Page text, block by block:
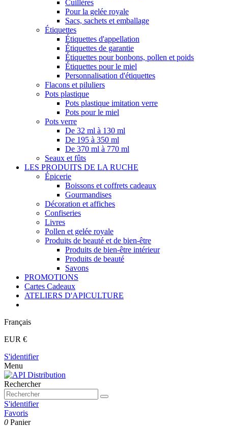
Cuillères
Pour la gelée royale
Sacs, sachets et emballage
Étiquettes
Étiquettes d'appellation
Étiquettes de garantie
Étiquettes pour bonbons, pollen et poids
Étiquettes pour le miel
Personnalisation d'étiquettes
Flacons et piluliers
Pots plastique
Pots plastique imitation verre
Pots pour le miel
Pots verre
De 32 ml à 130 ml
De 195 à 350 ml
De 370 ml à 770 ml
Seaux et fûts
LES PRODUITS DE LA RUCHE
Épicerie
Boissons et coffrets cadeaux
Gourmandises
Décoration et affiches
Confiseries
Livres
Pollen et gelée royale
Produits de beauté et de bien-être
Produits de bien-être intérieur
Produits de beauté
Savons
PROMOTIONS
Cartes Cadeaux
ATELIERS D'APICULTURE
Français
EUR €
S'identifier
Menu
Rechercher
S'identifier
Favoris
0 Panier